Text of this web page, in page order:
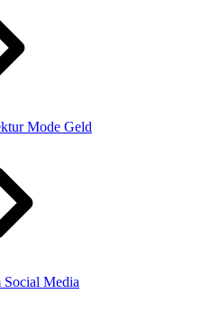
Mode Geld
Social Media